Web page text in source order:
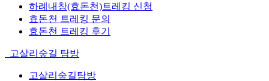
하례내창(효돈천)트레킹 신청
효돈천 트레킹 문의
효돈천 트레킹 후기
고살리숲길 탐방
고살리숲길탐방